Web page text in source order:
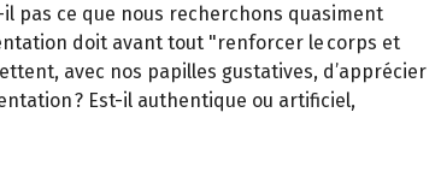
pas ce que nous recherchons quasiment
doit avant tout "renforcer le corps et
avec nos papilles gustatives, d’apprécier
? Est-il authentique ou artificiel,